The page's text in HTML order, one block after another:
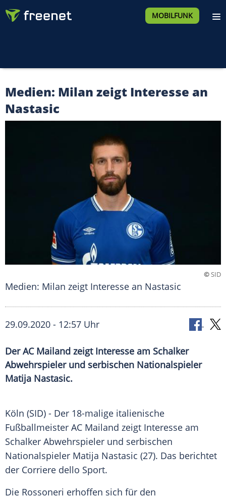
MOBILFUNK
Medien: Milan zeigt Interesse an
Nastasic
©SID
Medien: Milan zeigt Interesse an Nastasic
29.09.2020 - 12:57 Uhr
Der AC Mailand zeigt Interesse am Schalker
Abwehrspieler und serbischen Nationalspieler
Matija Nastasic.
Köln (SID) - Der 18-malige italienische
Fußballmeister AC Mailand zeigt Interesse am
Schalker Abwehrspieler und serbischen
Nationalspieler Matija Nastasic (27). Das berichtet
der Corriere dello Sport.
Die Rossoneri erhoffen sich für den